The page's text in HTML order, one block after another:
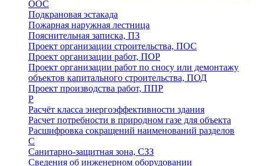
ООС
Подкрановая эстакада
Пожарная наружная лестница
Пояснительная записка, ПЗ
Проект организации строительства, ПОС
Проект организации работ, ПОР
Проект организации работ по сносу или демонтажу
объектов капитального строительства, ПОД
Проект производства работ, ППР
Р
Расчёт класса энергоэффективности здания
Расчет потребности в природном газе для объекта
Расшифровка сокращений наименований разделов
С
Санитарно-защитная зона, СЗЗ
Сведения об инженерном оборудовании